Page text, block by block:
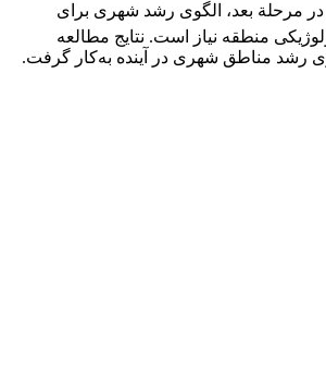
مرحلة بعد، الگوی رشد شهری برای
منطقه نیاز است. نتایج مطالعه
رشد مناطق شهری در آینده به‌کار گرفت.